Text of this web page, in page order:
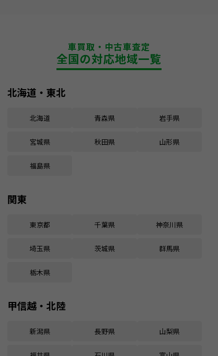
車買取・中古車査定
全国の対応地域一覧
北海道・東北
北海道 青森県 岩手県
宮城県 秋田県 山形県
福島県
関東
東京都 千葉県 神奈川県
埼玉県 茨城県 群馬県
栃木県
甲信越・北陸
新潟県 長野県 山梨県